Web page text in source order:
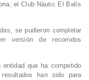
el Club Nàutic El Balís
se pudieron completar
versión de recorridos
que ha competido
han sido para